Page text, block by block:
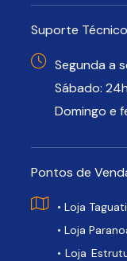
Suporte Técnico
Segunda a
Sábado: 24h
Domingo e
Pontos de
• Loja
• Loja
• Loja